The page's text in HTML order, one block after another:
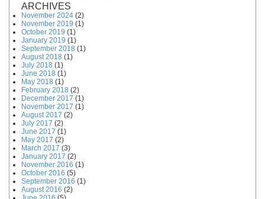
ARCHIVES
November 2024 (2)
November 2019 (1)
October 2019 (1)
January 2019 (1)
September 2018 (1)
August 2018 (1)
July 2018 (1)
June 2018 (1)
May 2018 (1)
February 2018 (2)
December 2017 (1)
November 2017 (1)
August 2017 (2)
July 2017 (2)
June 2017 (1)
May 2017 (2)
March 2017 (3)
January 2017 (2)
November 2016 (1)
October 2016 (5)
September 2016 (1)
August 2016 (2)